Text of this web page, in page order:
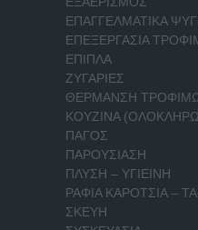
ΕΠΑΓΓΕΛΜΑΤΙΚΑ
ΕΠΕΞΕΡΓΑΣΙΑ
ΕΠΙΠΛΑ
ΖΥΓΑΡΙΕΣ
ΘΕΡΜΑΝΣΗ
ΚΟΥΖΙΝΑ
ΠΑΓΟΣ
ΠΑΡΟΥΣΙΑΣΗ
ΠΛΥΣΗ – ΥΓΙΕΙΝΗ
ΡΑΦΙΑ ΚΑΡΟΤΣΙΑ –
ΣΚΕΥΗ